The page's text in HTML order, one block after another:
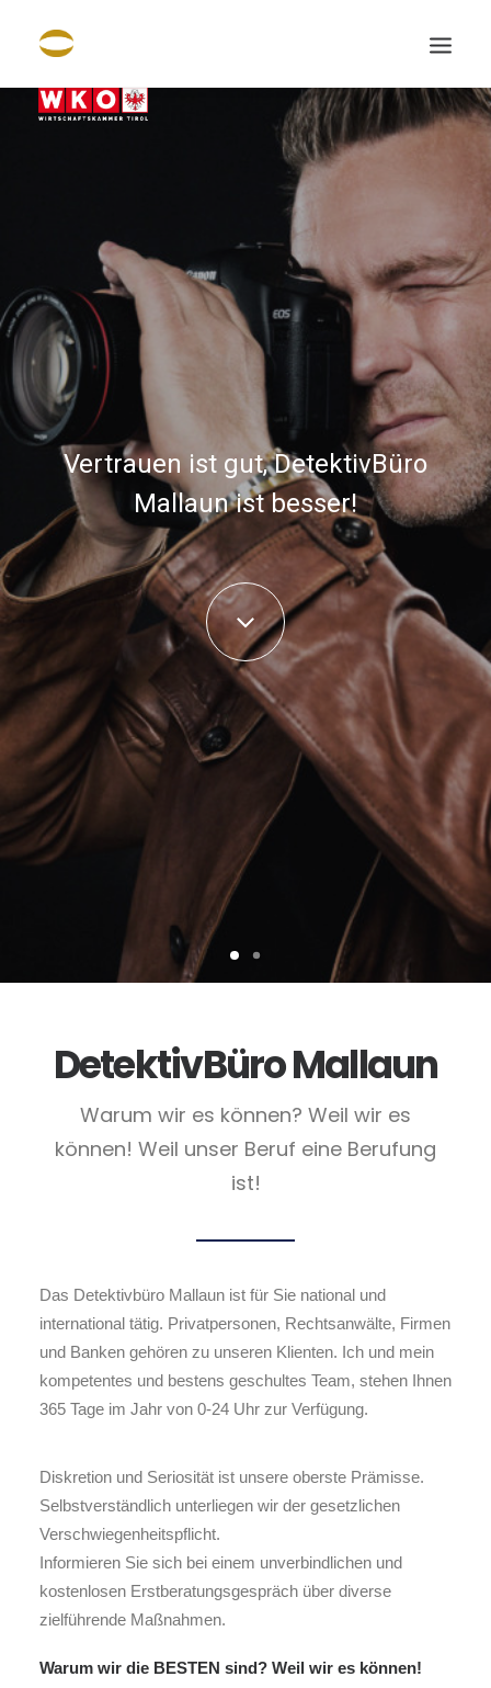
Search
Vertrauen ist gut, DetektivBüro
Mallaun ist besser!
DetektivBüro Mallaun
Warum wir es können? Weil wir es
können! Weil unser Beruf eine Berufung
ist!
Das Detektivbüro Mallaun ist für Sie national und
international tätig. Privatpersonen, Rechtsanwälte, Firmen
und Banken gehören zu unseren Klienten. Ich und mein
kompetentes und bestens geschultes Team, stehen Ihnen
365 Tage im Jahr von 0-24 Uhr zur Verfügung.
Diskretion und Seriosität ist unsere oberste Prämisse.
Selbstverständlich unterliegen wir der gesetzlichen
Verschwiegenheitspflicht.
Informieren Sie sich bei einem unverbindlichen und
kostenlosen Erstberatungsgespräch über diverse
zielführende Maßnahmen.
Warum wir die BESTEN sind? Weil wir es können!